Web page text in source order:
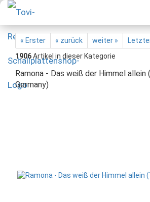
« Erster « zurück weiter »
1906Artikel in dieser Kategorie
Ramona - Das weiß der Himmel allein
Germany)